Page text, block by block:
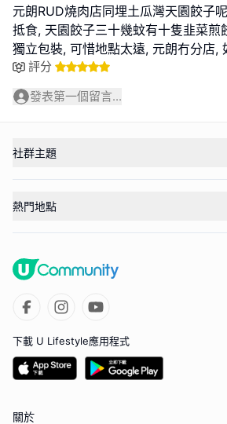
元朗RUD燒肉店同埋土瓜灣天園餃子
抵食, 天園餃子三十幾蚊有十隻韭菜煎
獨立包裝, 可惜地點太遠, 元朗冇分店,
評分
發表第一個留言...
社群主題
熱門地點
下載 U Lifestyle應用程式
關於